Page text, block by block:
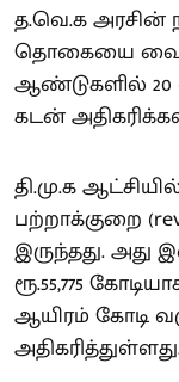
த.வெ.க
தொகையை
ஆண்டுகளில் 20
கடன்
தி.மு.க
பற்றாக்குறை
இருந்தது. அது
ரூ.55,775
ஆயிரம் கோடி